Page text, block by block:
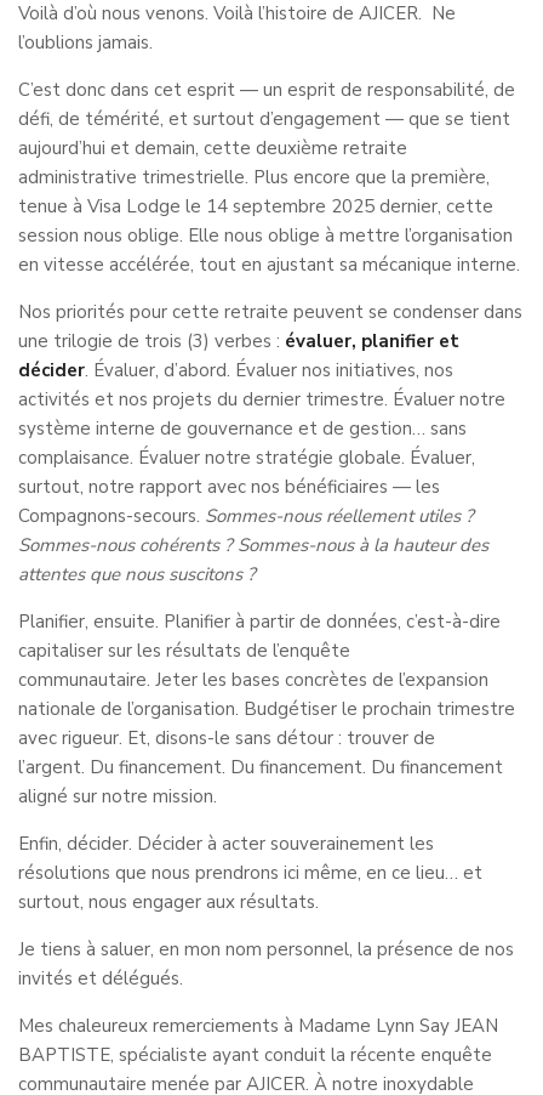
Voilà d’où nous venons. Voilà l’histoire de AJICER. Ne
l’oublions jamais.
C’est donc dans cet esprit — un esprit de responsabilité, de
défi, de témérité, et surtout d’engagement — que se tient
aujourd’hui et demain, cette deuxième retraite
administrative trimestrielle. Plus encore que la première,
tenue à Visa Lodge le 14 septembre 2025 dernier, cette
session nous oblige. Elle nous oblige à mettre l’organisation
en vitesse accélérée, tout en ajustant sa mécanique interne.
Nos priorités pour cette retraite peuvent se condenser dans
une trilogie de trois (3) verbes : évaluer, planifier et
décider. Évaluer, d’abord. Évaluer nos initiatives, nos
activités et nos projets du dernier trimestre. Évaluer notre
système interne de gouvernance et de gestion… sans
complaisance. Évaluer notre stratégie globale. Évaluer,
surtout, notre rapport avec nos bénéficiaires — les
Compagnons-secours. Sommes-nous réellement utiles ?
Sommes-nous cohérents ?Sommes-nous à la hauteur des
attentes que nous suscitons ?
Planifier, ensuite. Planifier à partir de données, c’est-à-dire
capitaliser sur les résultats de l’enquête
communautaire. Jeter les bases concrètes de l’expansion
nationale de l’organisation. Budgétiser le prochain trimestre
avec rigueur. Et, disons-le sans détour : trouver de
l’argent. Du financement. Du financement. Du financement
aligné sur notre mission.
Enfin, décider. Décider à acter souverainement les
résolutions que nous prendrons ici même, en ce lieu… et
surtout, nous engager aux résultats.
Je tiens à saluer, en mon nom personnel, la présence de nos
invités et délégués.
Mes chaleureux remerciements à Madame Lynn Say JEAN
BAPTISTE, spécialiste ayant conduit la récente enquête
communautaire menée par AJICER. À notre inoxydable